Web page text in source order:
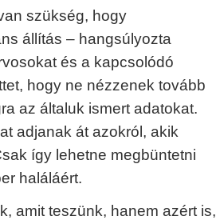
szükség, hogy
állítás – hangsúlyozta
és a kapcsolódó
hogy ne nézzenek tovább
az általuk ismert adatokat.
adjanak át azokról, akik
így lehetne megbüntetni
haláláért.
amit teszünk, hanem azért is,